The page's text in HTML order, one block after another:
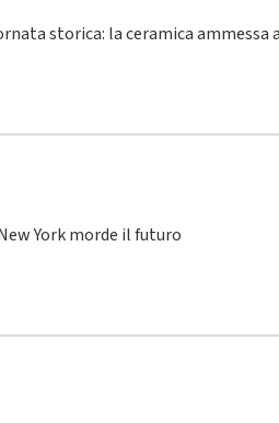
storica: la ceramica ammessa
York morde il futuro